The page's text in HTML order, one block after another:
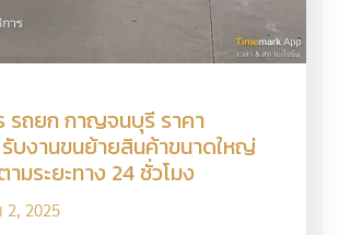
รถยก กาญจนบุรี ราคา
บงานขนย้ายสินค้าขนาดใหญ่
มระยะทาง 24 ชั่วโมง
2, 2025